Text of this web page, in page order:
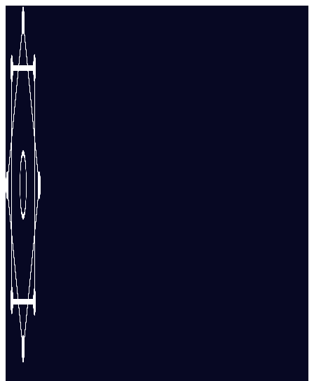
Перейти
содержимому